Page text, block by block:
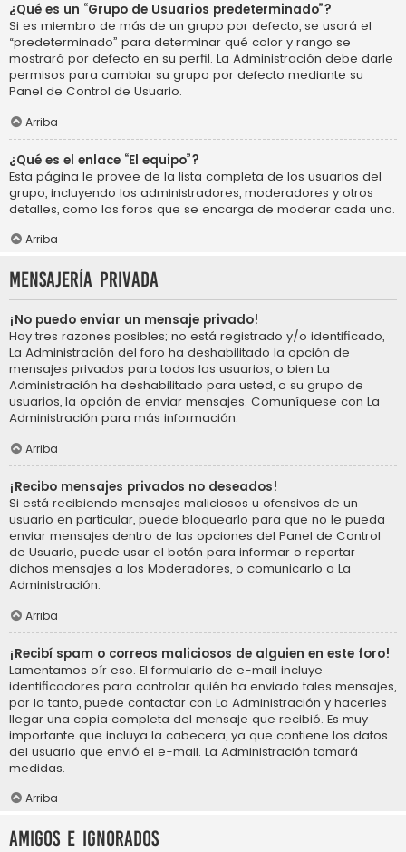
¿Qué es un “Grupo de Usuarios predeterminado”?
Si es miembro de más de un grupo por defecto, se usará el
“predeterminado” para determinar qué color y rango se
mostrará por defecto en su perfil. La Administración debe darle
permisos para cambiar su grupo por defecto mediante su
Panel de Control de Usuario.
Arriba
¿Qué es el enlace “El equipo”?
Esta página le provee de la lista completa de los usuarios del
grupo, incluyendo los administradores, moderadores y otros
detalles, como los foros que se encarga de moderar cada uno.
Arriba
Mensajería privada
¡No puedo enviar un mensaje privado!
Hay tres razones posibles; no está registrado y/o identificado,
La Administración del foro ha deshabilitado la opción de
mensajes privados para todos los usuarios, o bien La
Administración ha deshabilitado para usted, o su grupo de
usuarios, la opción de enviar mensajes. Comuníquese con La
Administración para más información.
Arriba
¡Recibo mensajes privados no deseados!
Si está recibiendo mensajes maliciosos u ofensivos de un
usuario en particular, puede bloquearlo para que no le pueda
enviar mensajes dentro de las opciones del Panel de Control
de Usuario, puede usar el botón para informar o reportar
dichos mensajes a los Moderadores, o comunicarlo a La
Administración.
Arriba
¡Recibí spam o correos maliciosos de alguien en este foro!
Lamentamos oír eso. El formulario de e-mail incluye
identificadores para controlar quién ha enviado tales mensajes,
por lo tanto, puede contactar con La Administración y hacerles
llegar una copia completa del mensaje que recibió. Es muy
importante que incluya la cabecera, ya que contiene los datos
del usuario que envió el e-mail. La Administración tomará
medidas.
Arriba
Amigos e Ignorados